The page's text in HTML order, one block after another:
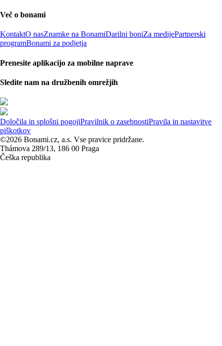
Več o bonami
KontaktO nasZnamke na BonamiDarilni boniZa medijePartnerski
programBonami za podjetja
Prenesite aplikacijo za mobilne naprave
Sledite nam na družbenih omrežjih
Določila in splošni pogojiPravilnik o zasebnostiPravila in nastavitve
piškotkov
©2026 Bonami.cz, a.s. Vse pravice pridržane.
Thámova 289/13, 186 00 Praga
Češka republika